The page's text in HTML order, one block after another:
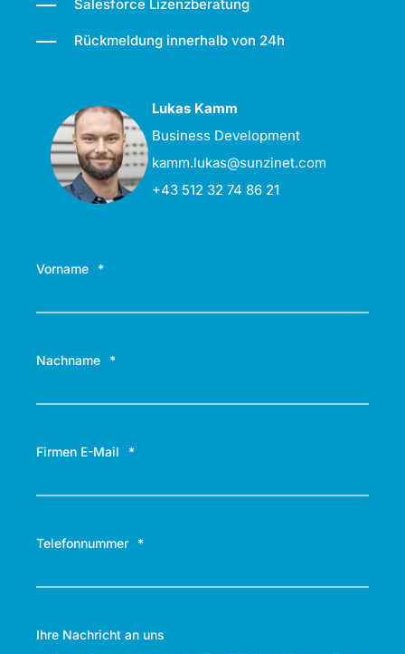
Salesforce Lizenzberatung
Rückmeldung innerhalb von 24h
Lukas Kamm
Business Development
kamm.lukas@sunzinet.com
+43 512 32 74 86 21
Vorname *
Nachname *
Firmen E-Mail *
Telefonnummer *
Ihre Nachricht an uns